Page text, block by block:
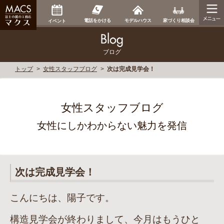
イベント 電話をかける モデルハウス 家づくり相談会
ブログ
トップ 女性スタッフブログ 次は完成見学会！
女性スタッフブログ
女性にしかわからない魅力を発信
次は完成見学会！
こんにちは、陽子です。
構造見学会が終わりまして、今月はもうひと